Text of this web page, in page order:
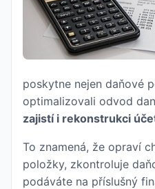
poskytne nejen daňové
optimalizovali odvod
zajistí i rekonstrukci
To znamená, že opraví
položky, zkontroluje
podáváte na příslušný